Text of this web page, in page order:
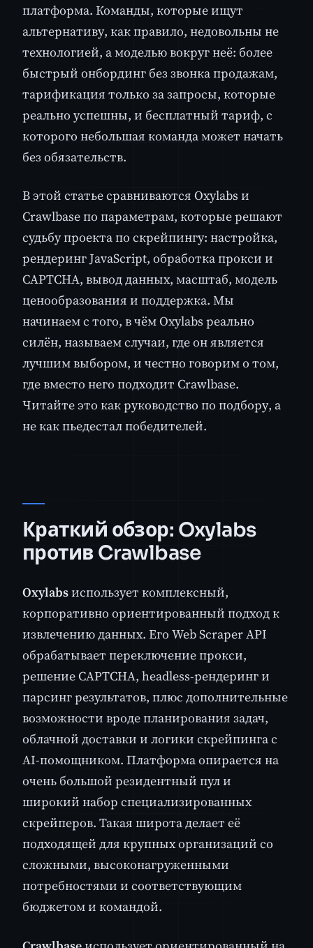
платформа. Команды, которые ищут
альтернативу, как правило, недовольны не
технологией, а моделью вокруг неё: более
быстрый онбординг без звонка продажам,
тарификация только за запросы, которые
реально успешны, и бесплатный тариф, с
которого небольшая команда может начать
без обязательств.
В этой статье сравниваются Oxylabs и
Crawlbase по параметрам, которые решают
судьбу проекта по скрейпингу: настройка,
рендеринг JavaScript, обработка прокси и
CAPTCHA, вывод данных, масштаб, модель
ценообразования и поддержка. Мы
начинаем с того, в чём Oxylabs реально
силён, называем случаи, где он является
лучшим выбором, и честно говорим о том,
где вместо него подходит Crawlbase.
Читайте это как руководство по подбору, а
не как пьедестал победителей.
Краткий обзор: Oxylabs
против Crawlbase
Oxylabsиспользует комплексный,
корпоративно ориентированный подход к
извлечению данных. Его Web Scraper API
обрабатывает переключение прокси,
решение CAPTCHA, headless-рендеринг и
парсинг результатов, плюс дополнительные
возможности вроде планирования задач,
облачной доставки и логики скрейпинга с
AI-помощником. Платформа опирается на
очень большой резидентный пул и
широкий набор специализированных
скрейперов. Такая широта делает её
подходящей для крупных организаций со
сложными, высоконагруженными
потребностями и соответствующим
бюджетом и командой.